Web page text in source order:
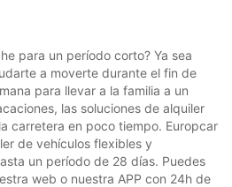
para un período corto? Ya sea
a moverte durante el fin de
para llevar a la familia a un
las soluciones de alquiler
carretera en poco tiempo. Europcar
de vehículos flexibles y
un período de 28 días. Puedes
web o nuestra APP con 24h de